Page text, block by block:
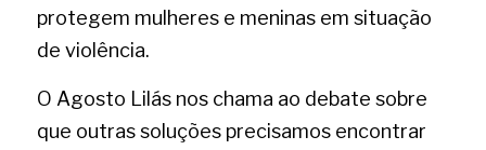
protegem mulheres e meninas em situação
de violência.
O Agosto Lilás nos chama ao debate sobre
que outras soluções precisamos encontrar